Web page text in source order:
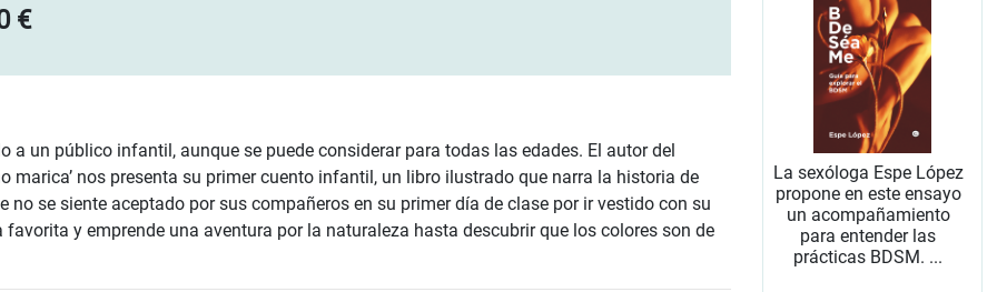
€
a un público infantil, aunque se puede considerar para todas las edades. El autor del
marica’ nos presenta su primer cuento infantil, un libro ilustrado que narra la historia de
no se siente aceptado por sus compañeros en su primer día de clase por ir vestido con su
favorita y emprende una aventura por la naturaleza hasta descubrir que los colores son de
La sexóloga Espe López
propone en este ensayo
un acompañamiento
para entender las
prácticas BDSM. ...